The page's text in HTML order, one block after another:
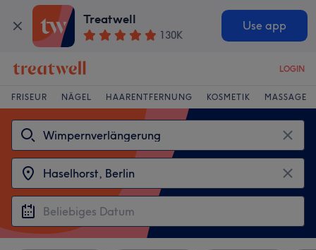
Treatwell
130K
Use app
LOGIN
FRISEUR NÄGEL HAARENTFERNUNG KOSMETIK MASSAGE